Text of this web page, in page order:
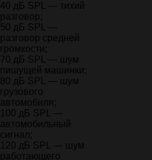
40 дБ SPL — тихий
разговор;
50 дБ SPL —
разговор средней
громкости;
70 дБ SPL — шум
пишущей машинки;
80 дБ SPL — шум
грузового
автомобиля;
100 дБ SPL —
автомобильный
сигнал;
120 дБ SPL — шум
работающего